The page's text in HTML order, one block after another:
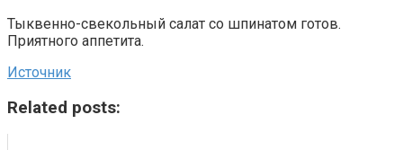
Тыквенно-свекольный салат со шпинатом готов.
Приятного аппетита.
Источник
Related posts: